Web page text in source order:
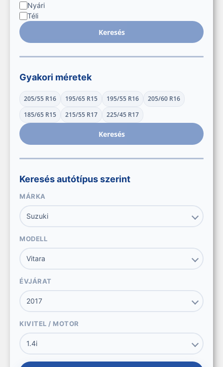
Nyári
Téli
Keresés
Gyakori méretek
205/55 R16 195/65 R15 195/55 R16
205/60 R16
185/65 R15
215/55 R17 225/45 R17
Keresés
Keresés autótípus szerint
MÁRKA
MODELL
ÉVJÁRAT
KIVITEL / MOTOR